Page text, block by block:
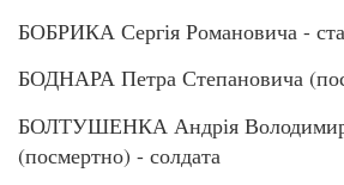
БОБРИКА Сергія Романовича -
БОДНАРА Петра Степановича
БОЛТУШЕНКА Андрія
(посмертно) - солдата